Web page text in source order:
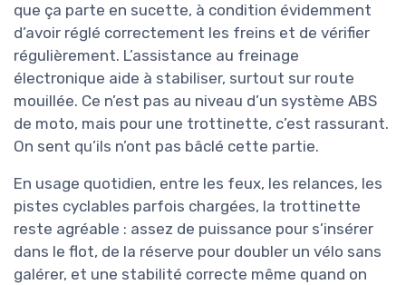
que ça parte en sucette, à condition évidemment
d’avoir réglé correctement les freins et de vérifier
régulièrement. L’assistance au freinage
électronique aide à stabiliser, surtout sur route
mouillée. Ce n’est pas au niveau d’un système ABS
de moto, mais pour une trottinette, c’est rassurant.
On sent qu’ils n’ont pas bâclé cette partie.
En usage quotidien, entre les feux, les relances, les
pistes cyclables parfois chargées, la trottinette
reste agréable : assez de puissance pour s’insérer
dans le flot, de la réserve pour doubler un vélo sans
galérer, et une stabilité correcte même quand on